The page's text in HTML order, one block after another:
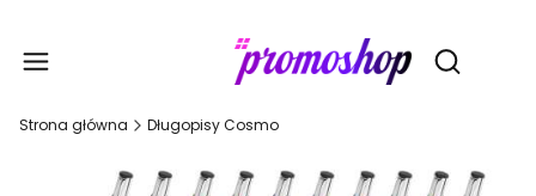
Otwórz
Strona główna Długopisy Cosmo